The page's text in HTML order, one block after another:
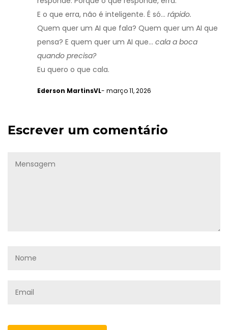
E o que erra, não é inteligente. É só... rápido.
Quem quer um AI que fala? Quem quer um AI que
pensa? E quem quer um AI que... cala a boca
quando precisa?
Eu quero o que cala.
Ederson MartinsVL- março 11, 2026
Escrever um comentário